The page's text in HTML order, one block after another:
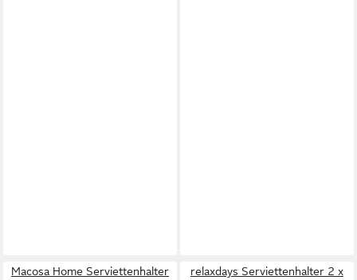
Macosa Home Serviettenhalter
relaxdays Serviettenhalter 2 x